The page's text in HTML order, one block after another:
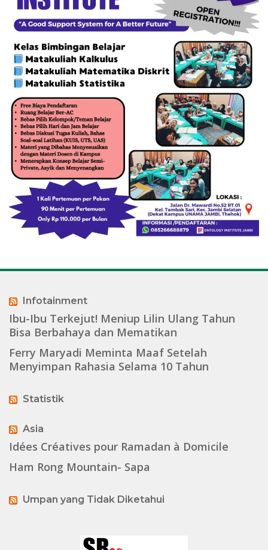
Infotainment
Ibu-Ibu Terkejut! Meniup Lilin Ulang Tahun
Bisa Berbahaya dan Mematikan
Ferry Maryadi Meminta Maaf Setelah
Menyimpan Rahasia Selama 10 Tahun
Statistik
Asia
Idées Créatives pour Ramadan à Domicile
Ham Rong Mountain- Sapa
Umpan yang Tidak Diketahui